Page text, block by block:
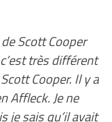
Scott Cooper
très différent
Cooper. Il y a
Affleck. Je ne
je sais qu’il avait